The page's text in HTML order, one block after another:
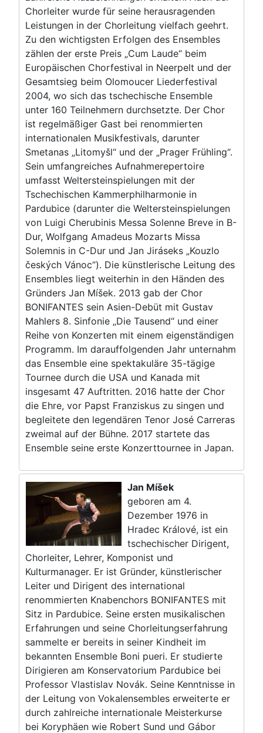
Chorleiter wurde für seine herausragenden
Leistungen in der Chorleitung vielfach geehrt.
Zu den wichtigsten Erfolgen des Ensembles
zählen der erste Preis „Cum Laude“ beim
Europäischen Chorfestival in Neerpelt und der
Gesamtsieg beim Olomoucer Liederfestival
2004, wo sich das tschechische Ensemble
unter 160 Teilnehmern durchsetzte. Der Chor
ist regelmäßiger Gast bei renommierten
internationalen Musikfestivals, darunter
Smetanas „Litomyšl“ und der „Prager Frühling“.
Sein umfangreiches Aufnahmerepertoire
umfasst Weltersteinspielungen mit der
Tschechischen Kammerphilharmonie in
Pardubice (darunter die Weltersteinspielungen
von Luigi Cherubinis Messa Solenne Breve in B-
Dur, Wolfgang Amadeus Mozarts Missa
Solemnis in C-Dur und Jan Jiráseks „Kouzlo
českých Vánoc“). Die künstlerische Leitung des
Ensembles liegt weiterhin in den Händen des
Gründers Jan Míšek. 2013 gab der Chor
BONIFANTES sein Asien-Debüt mit Gustav
Mahlers 8. Sinfonie „Die Tausend“ und einer
Reihe von Konzerten mit einem eigenständigen
Programm. Im darauffolgenden Jahr unternahm
das Ensemble eine spektakuläre 35-tägige
Tournee durch die USA und Kanada mit
insgesamt 47 Auftritten. 2016 hatte der Chor
die Ehre, vor Papst Franziskus zu singen und
begleitete den legendären Tenor José Carreras
zweimal auf der Bühne. 2017 startete das
Ensemble seine erste Konzerttournee in Japan.
Jan Míšek
geboren am 4.
Dezember 1976 in
Hradec Králové, ist ein
tschechischer Dirigent,
Chorleiter, Lehrer, Komponist und
Kulturmanager. Er ist Gründer, künstlerischer
Leiter und Dirigent des international
renommierten Knabenchors BONIFANTES mit
Sitz in Pardubice. Seine ersten musikalischen
Erfahrungen und seine Chorleitungserfahrung
sammelte er bereits in seiner Kindheit im
bekannten Ensemble Boni pueri. Er studierte
Dirigieren am Konservatorium Pardubice bei
Professor Vlastislav Novák. Seine Kenntnisse in
der Leitung von Vokalensembles erweiterte er
durch zahlreiche internationale Meisterkurse
bei Koryphäen wie Robert Sund und Gábor